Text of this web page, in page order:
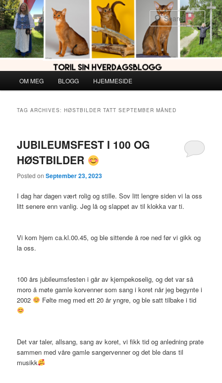
Skip
to
primary
content
Skip
to
secondary
content
OM MEG BLOGG HJEMMESIDE
TAG ARCHIVES:HØSTBILDER TATT SEPTEMBER MÅNED
JUBILEUMSFEST I 100 OG
HØSTBILDER
Posted onSeptember 23, 2023
I dag har dagen vært rolig og stille. Sov litt lengre siden vi la oss
litt senere enn vanlig. Jeg lå og slappet av til klokka var ti.
Vi kom hjem ca.kl.00.45, og ble sittende å roe ned før vi gikk og
la oss.
100 års jubileumsfesten i går av kjempekoselig, og det var så
moro å møte gamle korvenner som sang i koret når jeg begynte i
2002
Følte meg med ett 20 år yngre, og ble satt tilbake i tid
Det var taler, allsang, sang av koret, vi fikk tid og anledning prate
sammen med våre gamle sangervenner og det ble dans til
musikk